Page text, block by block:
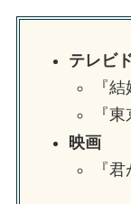
テレビ
『
『
映画
『